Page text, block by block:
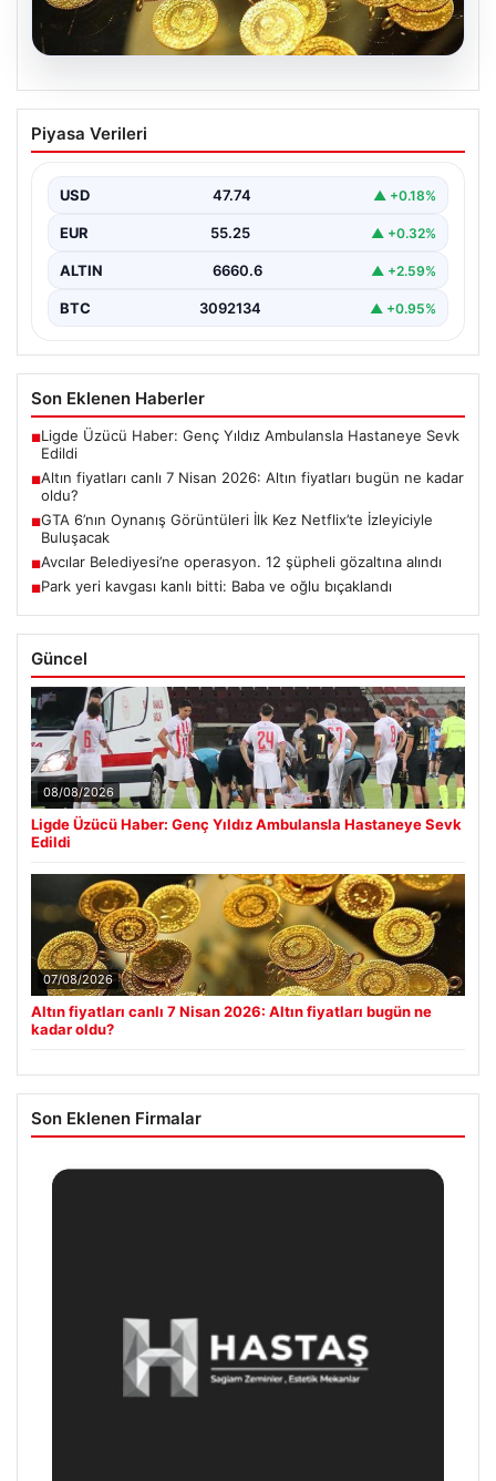
07.08.2026
Altın fiyatları canlı 7 Nisan 2026: Altın
fiyatları bugün ne kadar oldu?
Piyasa Verileri
USD 47.74 ▲ +0.18%
EUR 55.25 ▲ +0.32%
ALTIN 6660.6 ▲ +2.59%
BTC 3092134 ▲ +0.95%
Son Eklenen Haberler
■Ligde Üzücü Haber: Genç Yıldız Ambulansla Hastaneye Sevk
Edildi
■Altın fiyatları canlı 7 Nisan 2026: Altın fiyatları bugün ne kadar
oldu?
■GTA 6’nın Oynanış Görüntüleri İlk Kez Netflix’te İzleyiciyle
Buluşacak
■Avcılar Belediyesi’ne operasyon. 12 şüpheli gözaltına alındı
■Park yeri kavgası kanlı bitti: Baba ve oğlu bıçaklandı
Güncel
08/08/2026
Ligde Üzücü Haber: Genç Yıldız Ambulansla Hastaneye Sevk
Edildi
07/08/2026
Altın fiyatları canlı 7 Nisan 2026: Altın fiyatları bugün ne
kadar oldu?
Son Eklenen Firmalar